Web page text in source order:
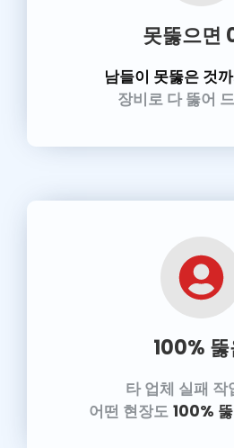
못뚫으면
남들이 못뚫은 것
장비로 다 뚫어
100%
타 업체 실패 작
어떤 현장도 100%